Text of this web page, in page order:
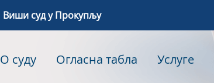
Виши суд у Прокупљу
О суду Огласна табла Услуге